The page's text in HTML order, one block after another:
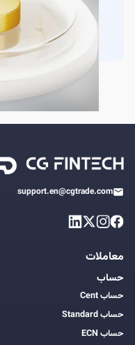
support.en@cgtrade.com
معاملات
حساب
حساب Cent
حساب Standard
حساب ECN